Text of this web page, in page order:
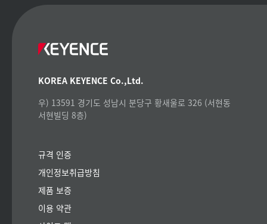
KOREA KEYENCE Co.,Ltd.
우) 13591 경기도 성남시 분당구 황새울로 326 (서현동
서현빌딩 8층)
규격 인증
개인정보취급방침
제품 보증
이용 약관